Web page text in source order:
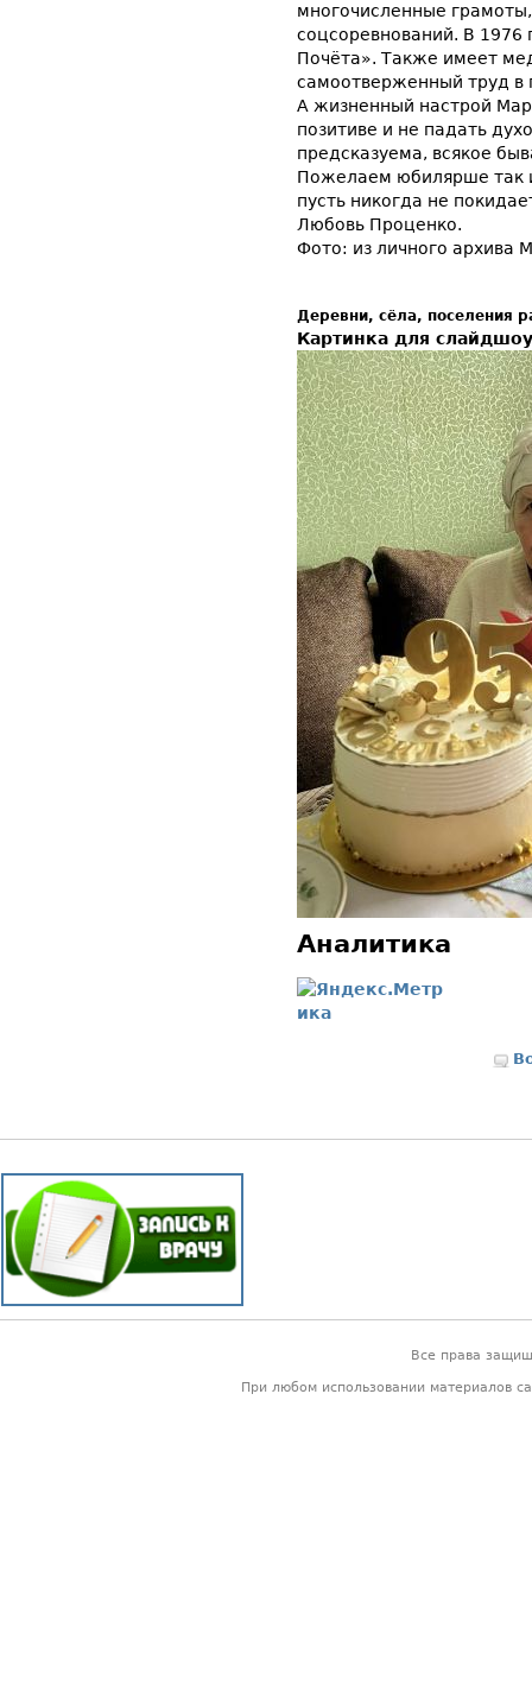
многочисленные
соцсоревнований. В
Почёта». Также имеет
самоотверженный труд в
А жизненный настрой
позитиве и не падать
предсказуема, всякое
Пожелаем юбилярше так
пусть никогда не
Любовь Проценко.
Фото: из личного архива
Деревни, сёла, поселения
Картинка для
Аналитика
Все права
При любом использовании материалов